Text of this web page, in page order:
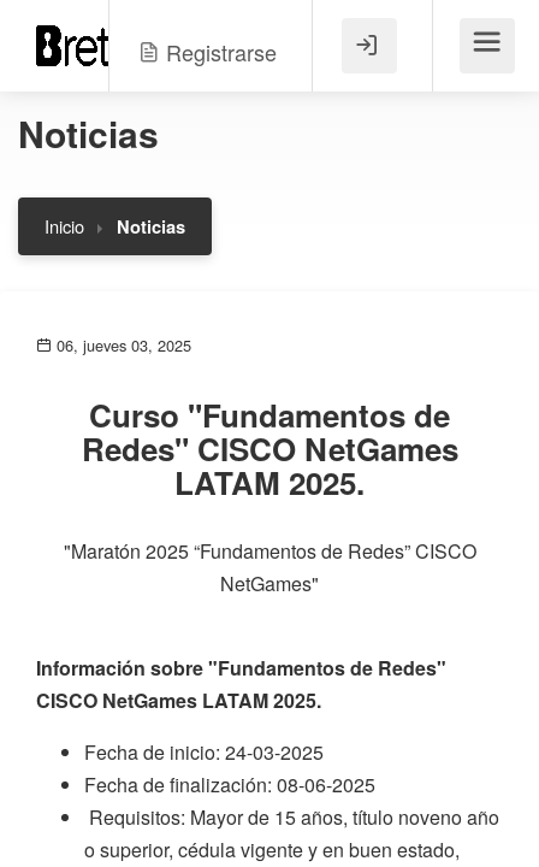
Registrarse Menú
Noticias
Inicio Noticias
06, jueves 03, 2025
Curso "Fundamentos de
Redes" CISCO NetGames
LATAM 2025.
"Maratón 2025 “Fundamentos de Redes” CISCO
NetGames"
Información sobre "Fundamentos de Redes"
CISCO NetGames LATAM 2025.
Fecha de inicio: 24-03-2025
Fecha de finalización: 08-06-2025
Requisitos: Mayor de 15 años, título noveno año
o superior, cédula vigente y en buen estado,